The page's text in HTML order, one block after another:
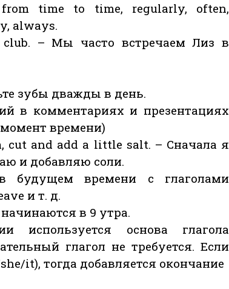
from time to time, regularly, often,
always.
– Мы часто встречаем Лиз в
зубы дважды в день.
в комментариях и презентациях
времени)
cut and add a little salt. – Сначала я
и добавляю соли.
будущем времени с глаголами
и т. д.
в 9 утра.
используется основа глагола
глагол не требуется. Если
it), тогда добавляется окончание